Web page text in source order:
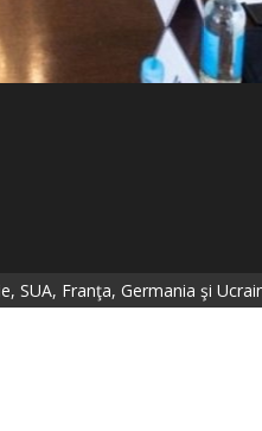
SUA, Franţa, Germania şi